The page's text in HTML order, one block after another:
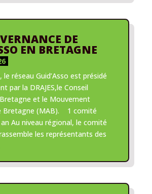
DE
EN BRETAGNE
le réseau Guid’Asso est présidé
par la DRAJES,le Conseil
et le Mouvement
Bretagne (MAB). 1 comité
Au niveau régional, le comité
les représentants des